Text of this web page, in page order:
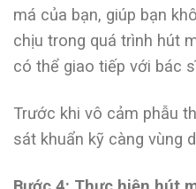
má của bạn, giúp bạn
chịu trong quá trình hút
có thể giao tiếp với bác
Trước khi vô cảm phẫu
sát khuẩn kỹ càng vùng